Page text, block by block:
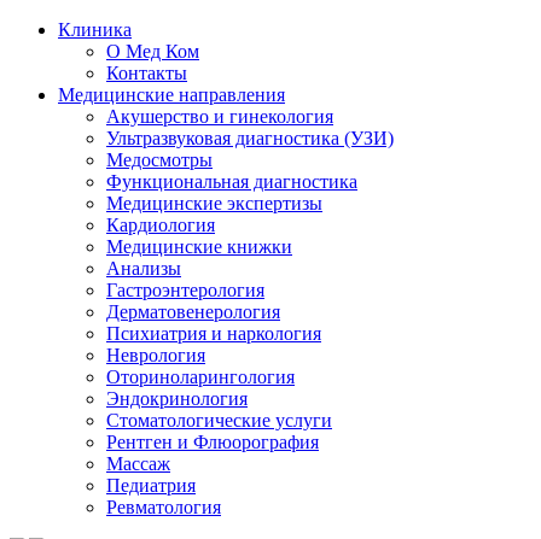
Клиника
О Мед Ком
Контакты
Медицинские направления
Акушерство и гинекология
Ультразвуковая диагностика (УЗИ)
Медосмотры
Функциональная диагностика
Медицинские экспертизы
Кардиология
Медицинские книжки
Анализы
Гастроэнтерология
Дерматовенерология
Психиатрия и наркология
Неврология
Оториноларингология
Эндокринология
Стоматологические услуги
Рентген и Флюорография
Массаж
Педиатрия
Ревматология